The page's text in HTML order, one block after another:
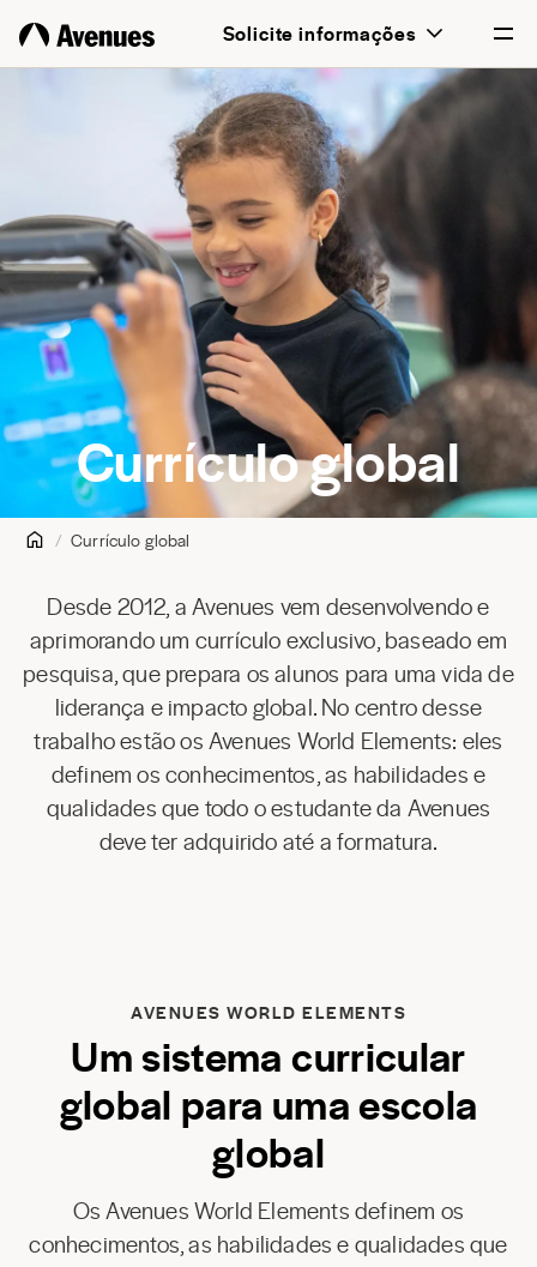
Solicite informações
Currículo global
Currículo global
Desde 2012, a Avenues vem desenvolvendo e
aprimorando um currículo exclusivo, baseado em
pesquisa, que prepara os alunos para uma vida de
liderança e impacto global. No centro desse
trabalho estão os Avenues World Elements: eles
definem os conhecimentos, as habilidades e
qualidades que todo o estudante da Avenues
deve ter adquirido até a formatura.
AVENUES WORLD ELEMENTS
Um sistema curricular
global para uma escola
global
Os Avenues World Elements definem os
conhecimentos, as habilidades e qualidades que